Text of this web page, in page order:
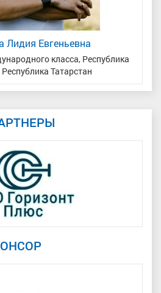
Лидия Евгеньевна
класса, Республика
Татарстан